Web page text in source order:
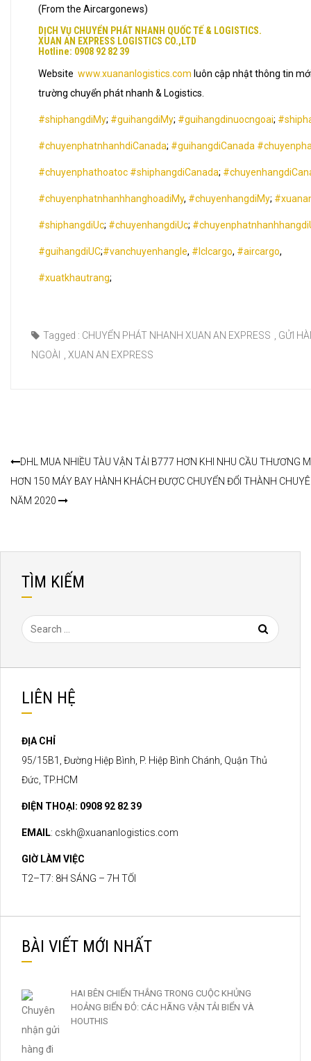
(From the Aircargonews)
DỊCH VỤ CHUYỂN PHÁT NHANH QUỐC TẾ & LOGISTICS.
XUAN AN EXPRESS LOGISTICS CO.,LTD
Hotline: 0908 92 82 39
Website www.xuananlogistics.com luôn cập nhật thông tin
trường chuyển phát nhanh & Logistics.
#shiphangdiMy; #guihangdiMy; #guihangdinuocngoai;
#chuyenphatnhanhdiCanada; #guihangdiCanada
#chuyenphathoatoc #shiphangdiCanada;
#chuyenphatnhanhhanghoadiMy, #chuyenhangdiMy;
#shiphangdiUc; #chuyenhangdiUc;
#guihangdiUC;#vanchuyenhangle, #lclcargo, #aircargo,
#xuatkhautrang;
Tagged : CHUYỂN PHÁT NHANH XUAN AN EXPRESS
GỬI
NGOÀI
XUAN AN EXPRESS
DHL MUA NHIỀU TÀU VẬN TẢI B777 HƠN KHI NHU CẦU THƯƠNG
HƠN 150 MÁY BAY HÀNH KHÁCH ĐƯỢC CHUYỂN ĐỔI THÀNH
NĂM 2020
TÌM KIẾM
LIÊN HỆ
ĐỊA CHỈ
95/15B1, Đường Hiệp Bình, P. Hiệp Bình Chánh, Quận Thủ
Đức, TP.HCM
ĐIỆN THOẠI: 0908 92 82 39
EMAIL: cskh@xuananlogistics.com
GIỜ LÀM VIỆC
T2–T7: 8H SÁNG – 7H TỐI
BÀI VIẾT MỚI NHẤT
HAI BÊN CHIẾN THẮNG TRONG CUỘC KHỦNG
HOẢNG BIỂN ĐỎ: CÁC HÃNG VẬN TẢI BIỂN VÀ
HOUTHIS